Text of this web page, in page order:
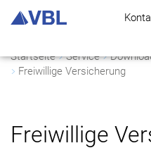
Startseite Service
Freiwillige Versicherung
Freiwillige